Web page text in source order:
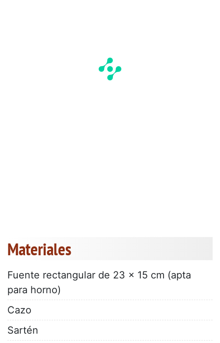
Materiales
Fuente rectangular de 23 x 15 cm (apta
para horno)
Cazo
Sartén